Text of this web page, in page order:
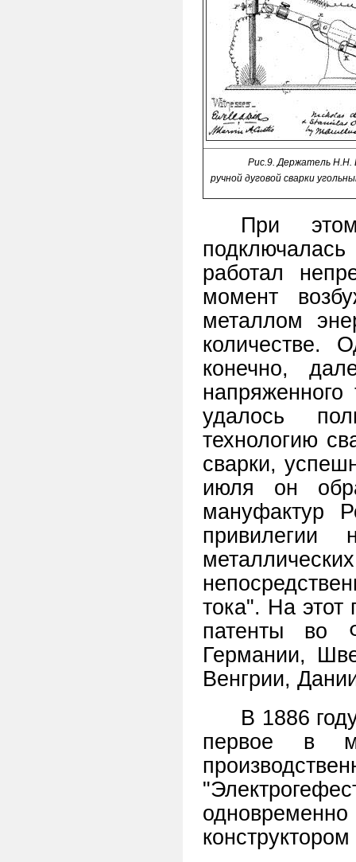
Рис.9. Держатель Н.Н.
ручной дуговой сварки
При
работал
момент
металлом
количестве.
конечно,
удалось
технологию
сварки,
июля он
мануфактур
привилегии
тока". На
патенты во
Германии,
Венгрии,
В 1886
первое в